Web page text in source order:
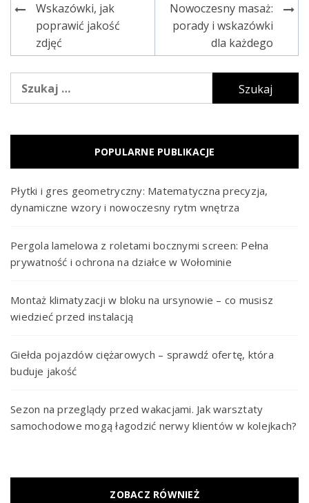
Nawigacja
wpisu
Wskazówki, jak
poprawić jakość
zdjęć
Nowoczesny masaż:
porady i wskazówki
dla każdego
Szukaj:
POPULARNE PUBLIKACJE
Płytki i gres geometryczny: Matematyczna precyzja,
dynamiczne wzory i nowoczesny rytm wnętrza
Pergola lamelowa z roletami bocznymi screen: Pełna
prywatność i ochrona na działce w Wołominie
Montaż klimatyzacji w bloku na ursynowie – co musisz
wiedzieć przed instalacją
Giełda pojazdów ciężarowych – sprawdź ofertę, która
buduje jakość
Sezon na przeglądy przed wakacjami. Jak warsztaty
samochodowe mogą łagodzić nerwy klientów w kolejkach?
ZOBACZ RÓWNIEŻ